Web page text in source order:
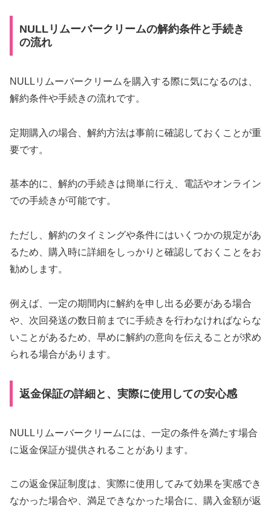
NULLリムーバークリームの解約条件と手続き
の流れ
NULLリムーバークリームを購入する際に気になるのは、
解約条件や手続きの流れです。
定期購入の場合、解約方法は事前に確認しておくことが重
要です。
基本的に、解約の手続きは簡単に行え、電話やオンライン
での手続きが可能です。
ただし、解約のタイミングや条件にはいくつかの規定があ
るため、購入時に詳細をしっかりと確認しておくことをお
勧めします。
例えば、一定の期間内に解約を申し出る必要がある場合
や、次回発送の数日前までに手続きを行わなければならな
いことがあるため、早めに解約の意向を伝えることが求め
られる場合があります。
返金保証の詳細と、実際に使用しての安心感
NULLリムーバークリームには、一定の条件を満たす場合
に返金保証が提供されることがあります。
この返金保証制度は、実際に使用してみて効果を実感でき
なかった場合や、満足できなかった場合に、購入金額が返